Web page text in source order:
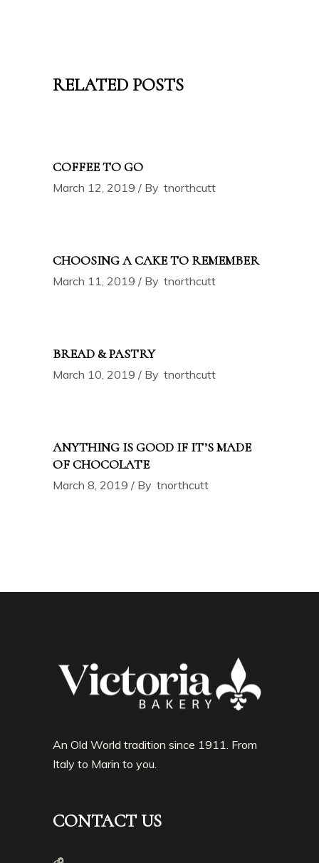
RELATED POSTS
COFFEE TO GO
March 12, 2019 By tnorthcutt
CHOOSING A CAKE TO REMEMBER
March 11, 2019 By tnorthcutt
BREAD & PASTRY
March 10, 2019 By tnorthcutt
ANYTHING IS GOOD IF IT’S MADE
OF CHOCOLATE
March 8, 2019 By tnorthcutt
An Old World tradition since 1911. From
Italy to Marin to you.
CONTACT US